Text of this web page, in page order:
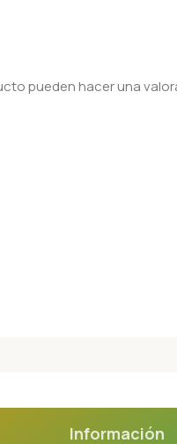
pueden hacer una
Información